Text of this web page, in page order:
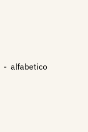
- alfabetico